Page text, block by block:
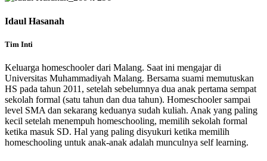
Idaul Hasanah
Tim Inti
Keluarga homeschooler dari Malang. Saat ini mengajar di
Universitas Muhammadiyah Malang. Bersama suami memutuskan
HS pada tahun 2011, setelah sebelumnya dua anak pertama sempat
sekolah formal (satu tahun dan dua tahun). Homeschooler sampai
level SMA dan sekarang keduanya sudah kuliah. Anak yang paling
kecil setelah menempuh homeschooling, memilih sekolah formal
ketika masuk SD. Hal yang paling disyukuri ketika memilih
homeschooling untuk anak-anak adalah munculnya self learning.